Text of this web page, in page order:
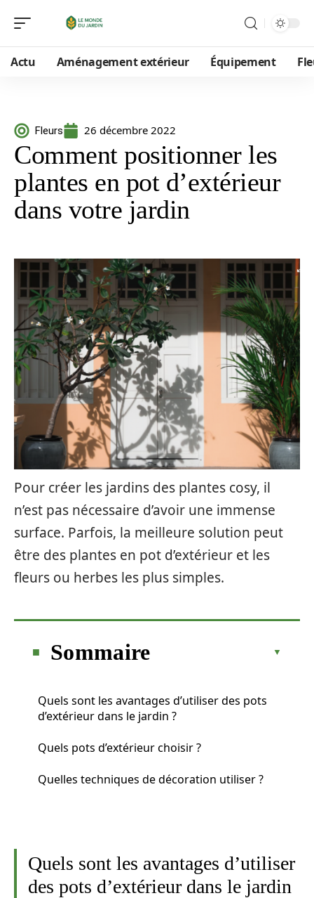
Actu Aménagement extérieur Équipement
Fleurs 26 décembre 2022
Comment positionner les
plantes en pot d’extérieur
dans votre jardin
Pour créer les jardins des plantes cosy, il
n’est pas nécessaire d’avoir une immense
surface. Parfois, la meilleure solution peut
être des plantes en pot d’extérieur et les
fleurs ou herbes les plus simples.
Sommaire
Quels sont les avantages d’utiliser des pots
d’extérieur dans le jardin ?
Quels pots d’extérieur choisir ?
Quelles techniques de décoration utiliser ?
Quels sont les avantages d’utiliser
des pots d’extérieur dans le jardin